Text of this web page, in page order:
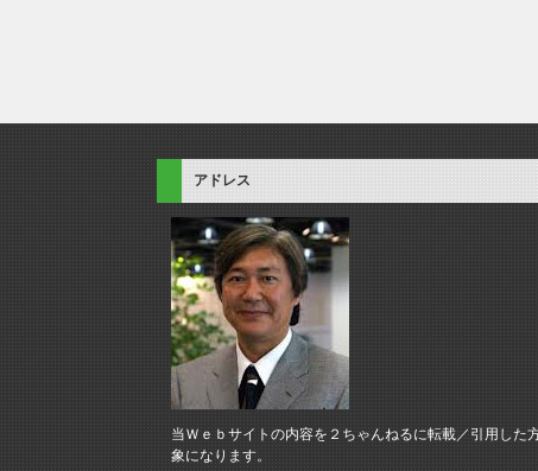
アドレス
当Ｗｅｂサイトの内容を２ちゃんねるに転載／引用した
象になります。